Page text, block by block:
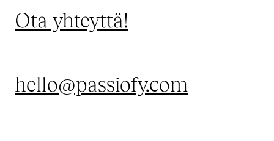
Ota yhteyttä!
hello@passiofy.com